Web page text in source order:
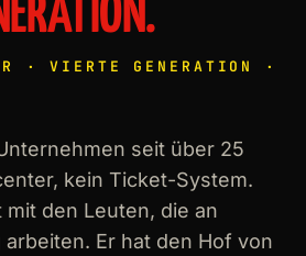
· VIERTE GENERATION ·
seit über 25
kein Ticket-System.
den Leuten, die an
Er hat den Hof von